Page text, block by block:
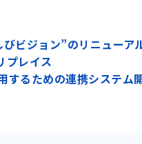
ビジョン”のリニューア
プレイス
するための連携システム